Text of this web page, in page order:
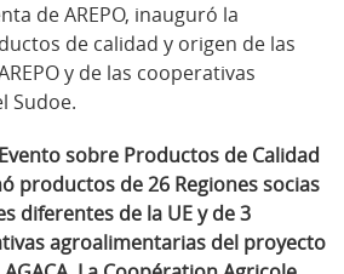
de AREPO, inauguró la
de calidad y origen de las
y de las cooperativas
Sudoe.
sobre Productos de Calidad
productos de 26 Regiones socias
diferentes de la UE y de 3
agroalimentarias del proyecto